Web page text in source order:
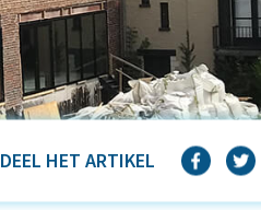
DEEL HET ARTIKEL